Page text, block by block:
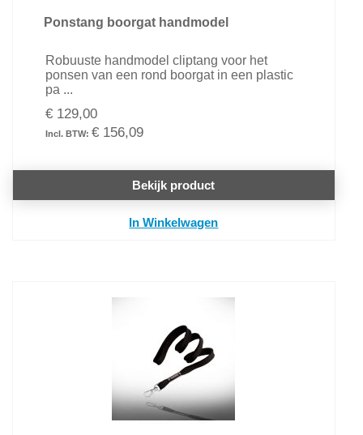
Ponstang boorgat handmodel
Robuuste handmodel cliptang voor het
ponsen van een rond boorgat in een plastic
pa ...
€ 129,00
€ 156,09
Bekijk product
In Winkelwagen